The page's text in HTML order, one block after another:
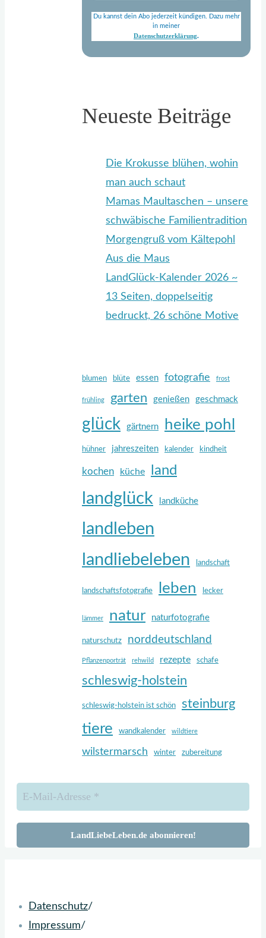
Du kannst dein Abo jederzeit kündigen. Dazu mehr
in meiner
Datenschutzerklärung.
Neueste Beiträge
Die Krokusse blühen, wohin
man auch schaut
Mamas Maultaschen – unsere
schwäbische Familientradition
Morgengruß vom Kältepohl
Aus die Maus
LandGlück-Kalender 2026 ~
13 Seiten, doppelseitig
bedruckt, 26 schöne Motive
blumen blüte essen fotografie frost
frühling garten genießen geschmack
glück gärtnern heike pohl
hühner jahreszeiten kalender kindheit
kochen küche land
landglück landküche
landleben
landliebeleben
landschaft
landschaftsfotografie leben lecker
lämmer natur naturfotografie
naturschutz norddeutschland
Pflanzenporträt rehwild rezepte schafe
schleswig-holstein
schleswig-holstein ist schön steinburg
tiere wandkalender wildtiere
wilstermarsch winter zubereitung
oben
Datenschutz/
Impressum/